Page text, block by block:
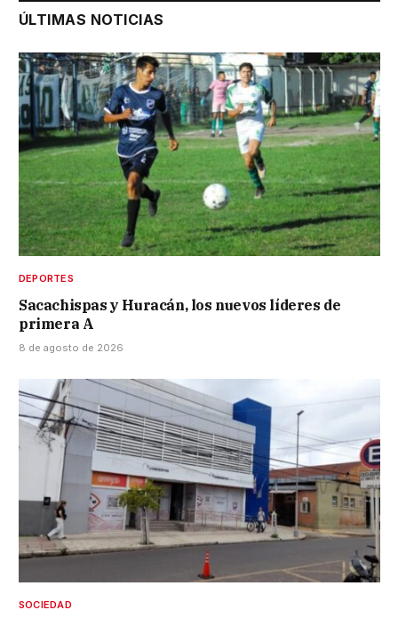
ÚLTIMAS NOTICIAS
DEPORTES
Sacachispas y Huracán, los nuevos líderes de
primera A
8 de agosto de 2026
SOCIEDAD